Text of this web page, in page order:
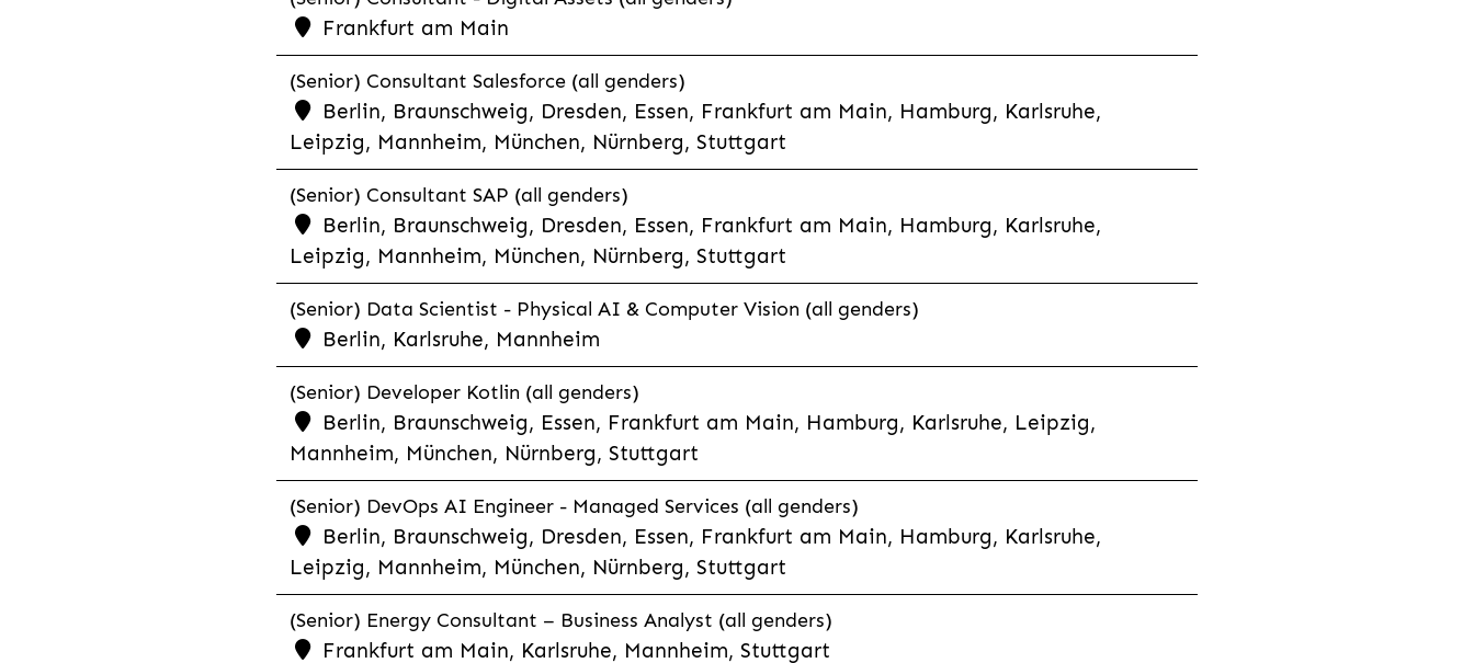
Frankfurt am Main
(Senior) Consultant Salesforce (all genders)
Berlin, Braunschweig, Dresden, Essen, Frankfurt am Main, Hamburg, Karlsruhe,
Leipzig, Mannheim, München, Nürnberg, Stuttgart
(Senior) Consultant SAP (all genders)
Berlin, Braunschweig, Dresden, Essen, Frankfurt am Main, Hamburg, Karlsruhe,
Leipzig, Mannheim, München, Nürnberg, Stuttgart
(Senior) Data Scientist - Physical AI & Computer Vision (all genders)
Berlin, Karlsruhe, Mannheim
(Senior) Developer Kotlin (all genders)
Berlin, Braunschweig, Essen, Frankfurt am Main, Hamburg, Karlsruhe, Leipzig,
Mannheim, München, Nürnberg, Stuttgart
(Senior) DevOps AI Engineer - Managed Services (all genders)
Berlin, Braunschweig, Dresden, Essen, Frankfurt am Main, Hamburg, Karlsruhe,
Leipzig, Mannheim, München, Nürnberg, Stuttgart
(Senior) Energy Consultant – Business Analyst (all genders)
Frankfurt am Main, Karlsruhe, Mannheim, Stuttgart